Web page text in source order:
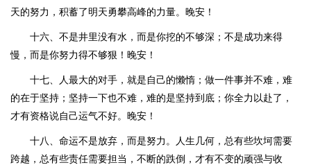
天的努力，积蓄了明天勇攀高峰的力量。晚安！
十六、不是井里没有水，而是你挖的不够深；不是成功来得
慢，而是你努力得不够狠！晚安！
十七、人最大的对手，就是自己的懒惰；做一件事并不难，难
的在于坚持；坚持一下也不难，难的是坚持到底；你全力以赴了，
才有资格说自己运气不好。晚安！
十八、命运不是放弃，而是努力。人生几何，总有些坎坷需要
跨越，总有些责任需要担当，不断的跌倒，才有不变的顽强与收